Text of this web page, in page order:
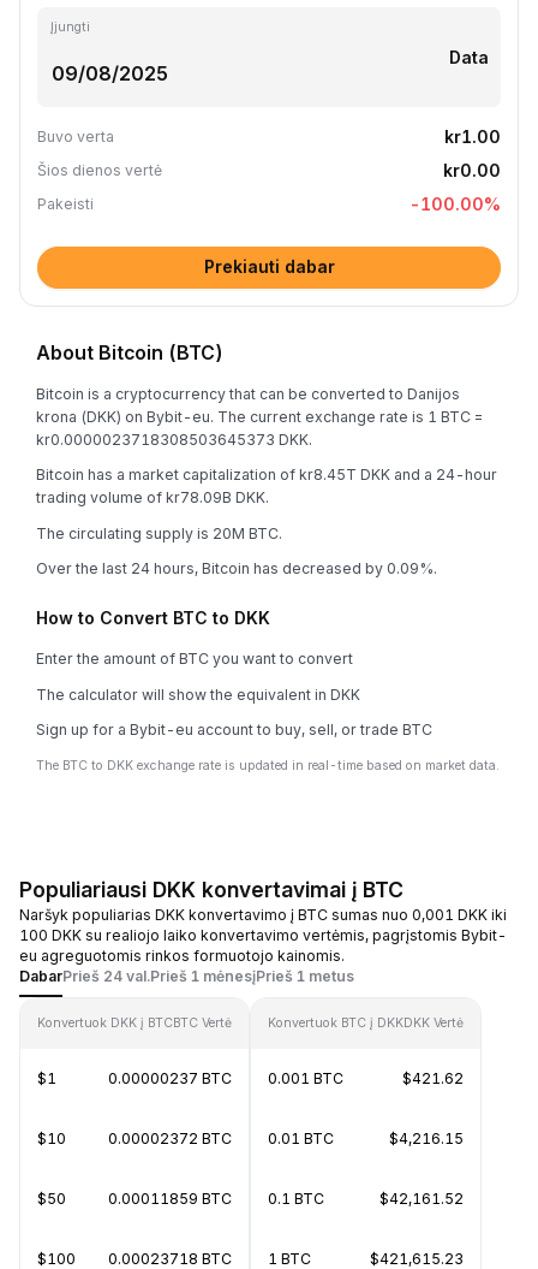
Įjungti
Data
Buvo verta kr1.00
Šios dienos vertė kr0.00
Pakeisti -100.00%
Prekiauti dabar
About Bitcoin (BTC)
Bitcoin is a cryptocurrency that can be converted to Danijos
krona (DKK) on Bybit-eu. The current exchange rate is 1 BTC =
kr0.0000023718308503645373 DKK.
Bitcoin has a market capitalization of kr8.45T DKK and a 24-hour
trading volume of kr78.09B DKK.
The circulating supply is 20M BTC.
Over the last 24 hours, Bitcoin has decreased by 0.09%.
How to Convert BTC to DKK
Enter the amount of BTC you want to convert
The calculator will show the equivalent in DKK
Sign up for a Bybit-eu account to buy, sell, or trade BTC
The BTC to DKK exchange rate is updated in real-time based on market data.
Populiariausi DKK konvertavimai į BTC
Naršyk populiarias DKK konvertavimo į BTC sumas nuo 0,001 DKK iki
100 DKK su realiojo laiko konvertavimo vertėmis, pagrįstomis Bybit-
eu agreguotomis rinkos formuotojo kainomis.
DabarPrieš 24 val.Prieš 1 mėnesįPrieš 1 metus
Konvertuok DKK į BTCBTC Vertė
$1 0.00000237 BTC
$10 0.00002372 BTC
$50 0.00011859 BTC
$100 0.00023718 BTC
Konvertuok BTC į DKKDKK Vertė
0.001 BTC $421.62
0.01 BTC $4,216.15
0.1 BTC $42,161.52
1 BTC $421,615.23